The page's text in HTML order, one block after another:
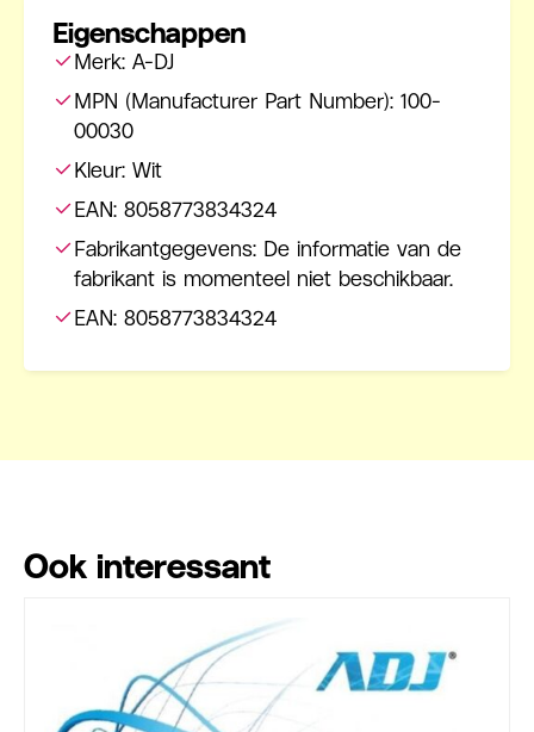
Eigenschappen
Merk: A-DJ
MPN (Manufacturer Part Number): 100-
00030
Kleur: Wit
EAN: 8058773834324
Fabrikantgegevens: De informatie van de
fabrikant is momenteel niet beschikbaar.
EAN: 8058773834324
Ook interessant